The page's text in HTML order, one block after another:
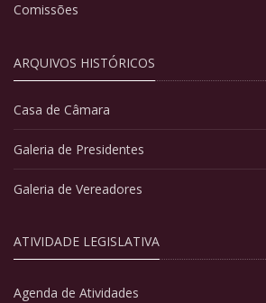
Comissões
ARQUIVOS HISTÓRICOS
Casa de Câmara
Galeria de Presidentes
Galeria de Vereadores
ATIVIDADE LEGISLATIVA
Agenda de Atividades